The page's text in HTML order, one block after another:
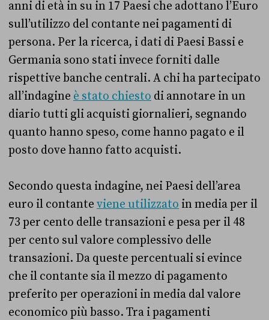
anni di età in su in 17 Paesi che adottano l’Euro
sull’utilizzo del contante nei pagamenti di
persona. Per la ricerca, i dati di Paesi Bassi e
Germania sono stati invece forniti dalle
rispettive banche centrali. A chi ha partecipato
all’indagine è stato chiesto di annotare in un
diario tutti gli acquisti giornalieri, segnando
quanto hanno speso, come hanno pagato e il
posto dove hanno fatto acquisti.
Secondo questa indagine, nei Paesi dell’area
euro il contante viene utilizzato in media per il
73 per cento delle transazioni e pesa per il 48
per cento sul valore complessivo delle
transazioni. Da queste percentuali si evince
che il contante sia il mezzo di pagamento
preferito per operazioni in media dal valore
economico più basso. Tra i pagamenti